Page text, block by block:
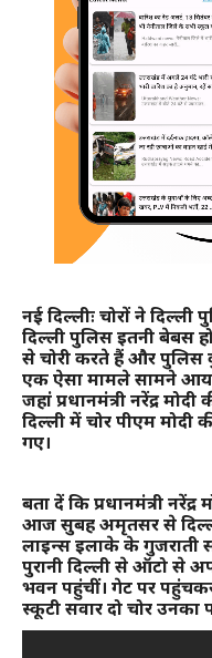
नई दिल्लीः चोरों ने
दिल्ली पुलिस इतनी बेबस
से चोरी करते हैं और पुलिस
एक ऐसा मामले सामने
जहां प्रधानमंत्री नरेंद्र
दिल्ली में चोर पीएम मोदी
गए।
बता दें कि प्रधानमंत्री
आज सुबह अमृतसर से
लाइन्स इलाके के गुजराती
पुरानी दिल्ली से ऑटो से
भवन पहुंचीं। गेट पर
स्कूटी सवार दो चोर उनका